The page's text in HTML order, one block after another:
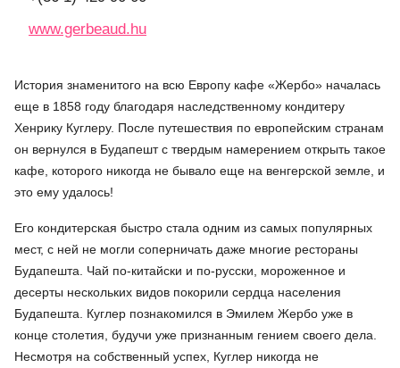
www.gerbeaud.hu
История знаменитого на всю Европу кафе «Жербо» началась
еще в 1858 году благодаря наследственному кондитеру
Хенрику Куглеру. После путешествия по европейским странам
он вернулся в Будапешт с твердым намерением открыть такое
кафе, которого никогда не бывало еще на венгерской земле, и
это ему удалось!
Его кондитерская быстро стала одним из самых популярных
мест, с ней не могли соперничать даже многие рестораны
Будапешта. Чай по-китайски и по-русски, мороженное и
десерты нескольких видов покорили сердца населения
Будапешта. Куглер познакомился в Эмилем Жербо уже в
конце столетия, будучи уже признанным гением своего дела.
Несмотря на собственный успех, Куглер никогда не